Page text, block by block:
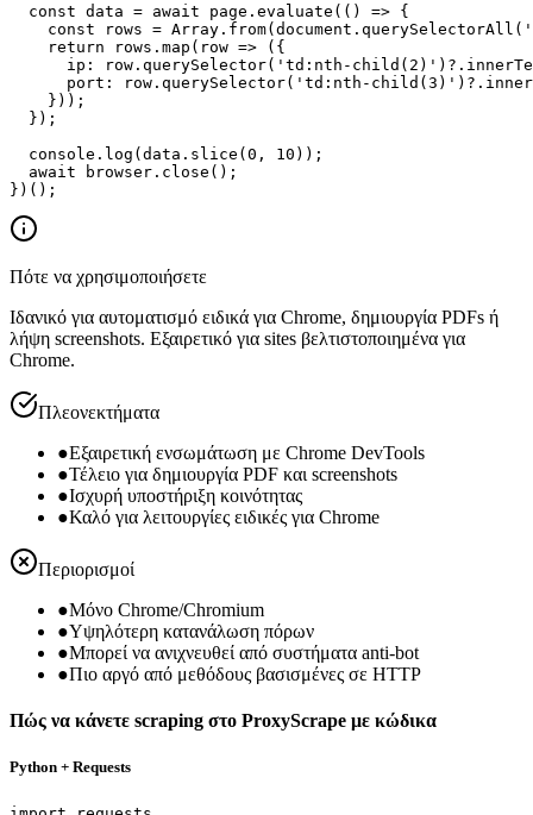
  const data = await page.evaluate(() => {
const rows =
    return rows.map(row => ({
ip: row.querySelector('td:nth-
port: row.querySelector('td:nth-
    }));
  });
  console.log(data.slice(0, 10));
  await browser.close();
})();
Πότε να χρησιμοποιήσετε
Ιδανικό για αυτοματισμό ειδικά για Chrome, δημιουργία PDFs ή
λήψη screenshots. Εξαιρετικό για sites βελτιστοποιημένα για
Chrome.
Πλεονεκτήματα
●Εξαιρετική ενσωμάτωση με Chrome DevTools
●Τέλειο για δημιουργία PDF και screenshots
●Ισχυρή υποστήριξη κοινότητας
●Καλό για λειτουργίες ειδικές για Chrome
Περιορισμοί
●Μόνο Chrome/Chromium
●Υψηλότερη κατανάλωση πόρων
●Μπορεί να ανιχνευθεί από συστήματα anti-bot
●Πιο αργό από μεθόδους βασισμένες σε HTTP
Πώς να κάνετε scraping στο ProxyScrape με κώδικα
Python + Requests